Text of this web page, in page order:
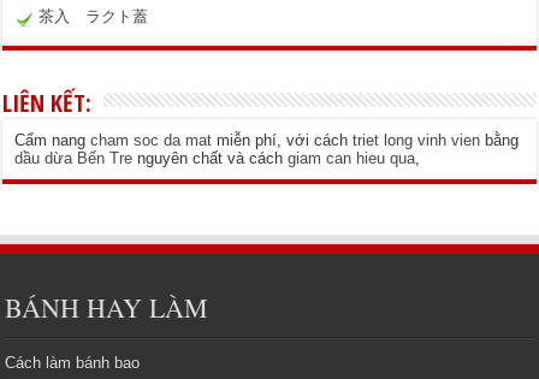
茶入 ラクト蓋
LIÊN KẾT:
Cẩm nangcham soc da mat miễn phí, với cáchtriet long vinh vien bằng
dầu dừa Bến Tre nguyên chất và cáchgiam can hieu qua,
BÁNH HAY LÀM
Cách làm bánh bao